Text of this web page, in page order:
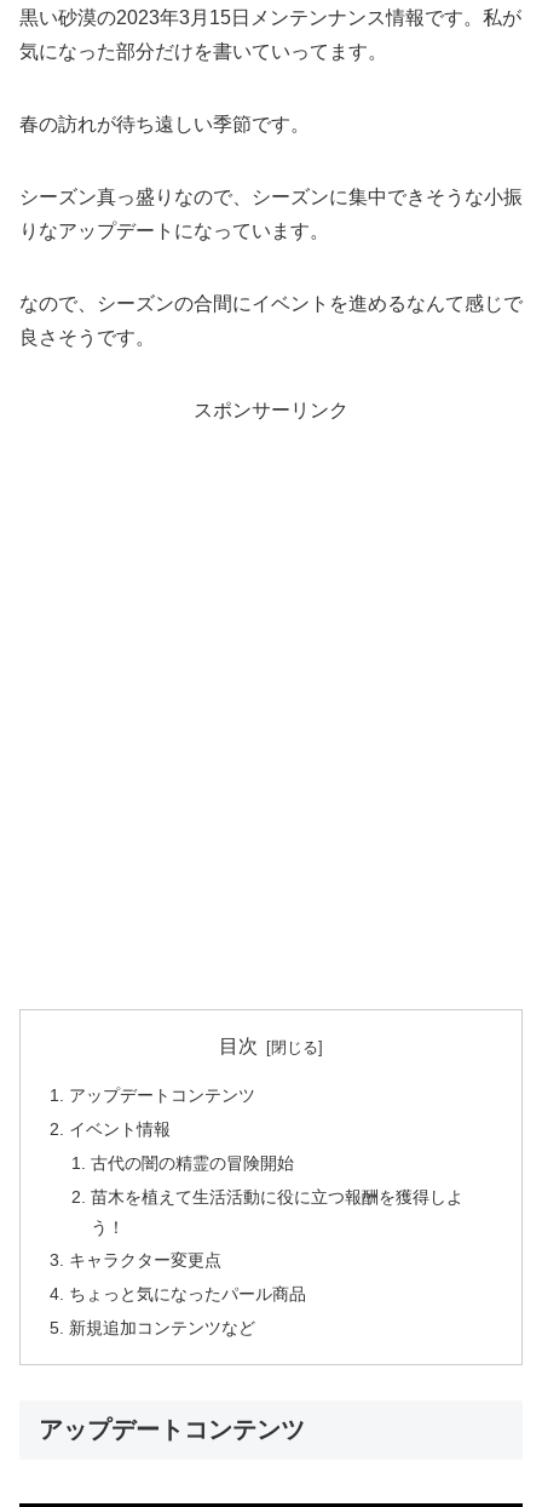
黒い砂漠の2023年3月15日メンテンナンス情報です。私が
気になった部分だけを書いていってます。
春の訪れが待ち遠しい季節です。
シーズン真っ盛りなので、シーズンに集中できそうな小振
りなアップデートになっています。
なので、シーズンの合間にイベントを進めるなんて感じで
良さそうです。
スポンサーリンク
目次
アップデートコンテンツ
イベント情報
古代の闇の精霊の冒険開始
苗木を植えて生活活動に役に立つ報酬を獲得しよ
う！
キャラクター変更点
ちょっと気になったパール商品
新規追加コンテンツなど
アップデートコンテンツ